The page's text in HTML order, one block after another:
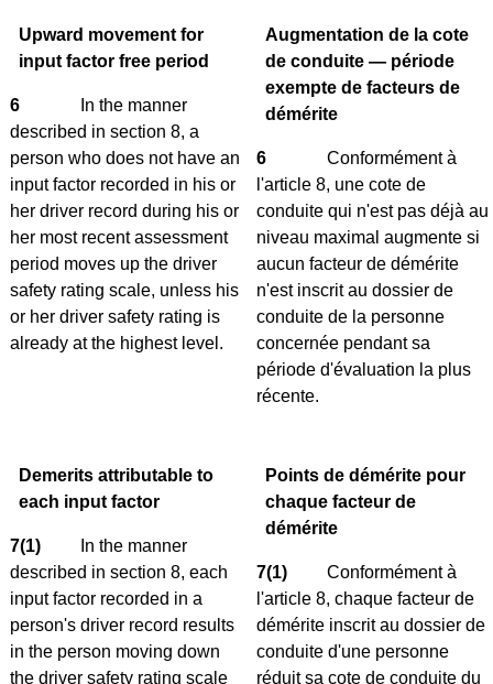
Upward movement for
input factor free period
6
In the manner
described in section 8, a
person who does not have an
input factor recorded in his or
her driver record during his or
her most recent assessment
period moves up the driver
safety rating scale, unless his
or her driver safety rating is
already at the highest level.
Augmentation de la cote
de conduite — période
exempte de facteurs de
démérite
6
Conformément à
l'article 8, une cote de
conduite qui n'est pas déjà au
niveau maximal augmente si
aucun facteur de démérite
n'est inscrit au dossier de
conduite de la personne
concernée pendant sa
période d'évaluation la plus
récente.
Demerits attributable to
each input factor
7(1)
In the manner
described in section 8, each
input factor recorded in a
person's driver record results
in the person moving down
the driver safety rating scale
Points de démérite pour
chaque facteur de
démérite
7(1)
Conformément à
l'article 8, chaque facteur de
démérite inscrit au dossier de
conduite d'une personne
réduit sa cote de conduite du